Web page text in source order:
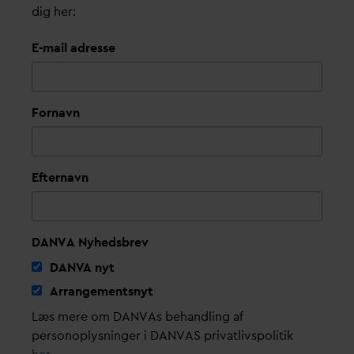
dig her:
E-mail adresse
Fornavn
Efternavn
DANVA Nyhedsbrev
DANVA nyt
Arrangementsnyt
Læs mere om DANVAs behandling af
personoplysninger i DANVAS privatlivspolitik